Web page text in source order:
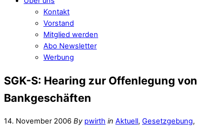
Kontakt
Vorstand
Mitglied werden
Abo Newsletter
Werbung
SGK-S: Hearing zur Offenlegung von
Bankgeschäften
14. November 2006 By pwirth in Aktuell, Gesetzgebung,